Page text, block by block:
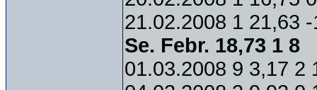
21.02.2008 1 21,63
Se. Febr. 18,73 1 8
01.03.2008 9 3,17 2